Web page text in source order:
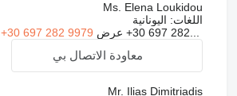
Ms. Elena Loukidou
اللغات: اليونانية
+30 697 282... عرض +30 697 282 9979
معاودة الاتصال بي
Mr. Ilias Dimitriadis